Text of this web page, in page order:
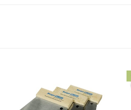
Küche:
Badezimmer: